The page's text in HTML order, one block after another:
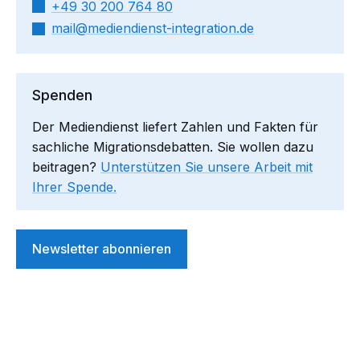
+49 30 200 764 80
mail​
mediendienst-integration.de
Spenden
Der Mediendienst liefert Zahlen und Fakten für
sachliche Migrationsdebatten. Sie wollen dazu
beitragen? Unterstützen Sie unsere Arbeit mit
Ihrer Spende.
Newsletter abonnieren